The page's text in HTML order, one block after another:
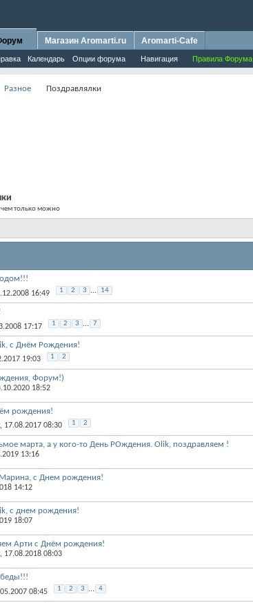
Календарь Опции форума Навигация Правила Форума
Магазин Aromarti.ru Aromarti-Cafe
Разное Поздравлялки
чем только можно
16:49 1 2 3 ... 14
17:17 1 2 3 ... 7
c Днём Рождения!
19:03 1 2
Форум!)
18:52
рождения!
, 17.08.2017 08:30 1 2
марта, а у кого-то День РОждения. Olik, поздравляем !
13:16
с Днем рождения!
14:12
с днем рождения!
18:07
Арти с Днём рождения!
, 17.08.2018 08:03
08:45 1 2 3 ... 4